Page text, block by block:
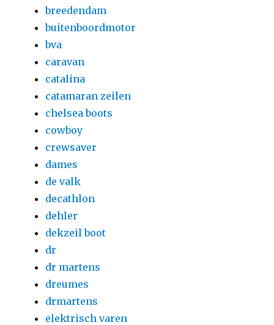
breedendam
buitenboordmotor
bva
caravan
catalina
catamaran zeilen
chelsea boots
cowboy
crewsaver
dames
de valk
decathlon
dehler
dekzeil boot
dr
dr martens
dreumes
drmartens
elektrisch varen